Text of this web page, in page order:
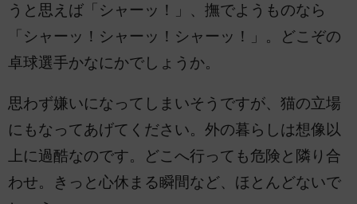
うと思えば「シャーッ！」、撫でようものなら
「シャーッ！シャーッ！シャーッ！」。どこぞの
卓球選手かなにかでしょうか。
思わず嫌いになってしまいそうですが、猫の立場
にもなってあげてください。外の暮らしは想像以
上に過酷なのです。どこへ行っても危険と隣り合
わせ。きっと心休まる瞬間など、ほとんどないで